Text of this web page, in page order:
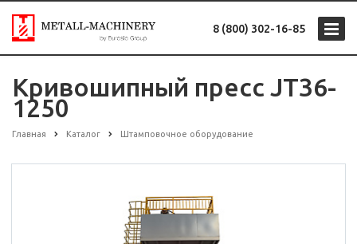
8 (800) 302-16-85
Кривошипный пресс JT36-
1250
Главная Каталог Штамповочное оборудование